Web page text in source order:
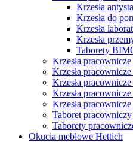
Krzesła
Krzesła do
Krzesła
Krzesła
Taborety
Krzesła
Krzesła
Krzesła
Krzesła
Krzesła
Taboret
Taborety
Okucia meblowe Hettich